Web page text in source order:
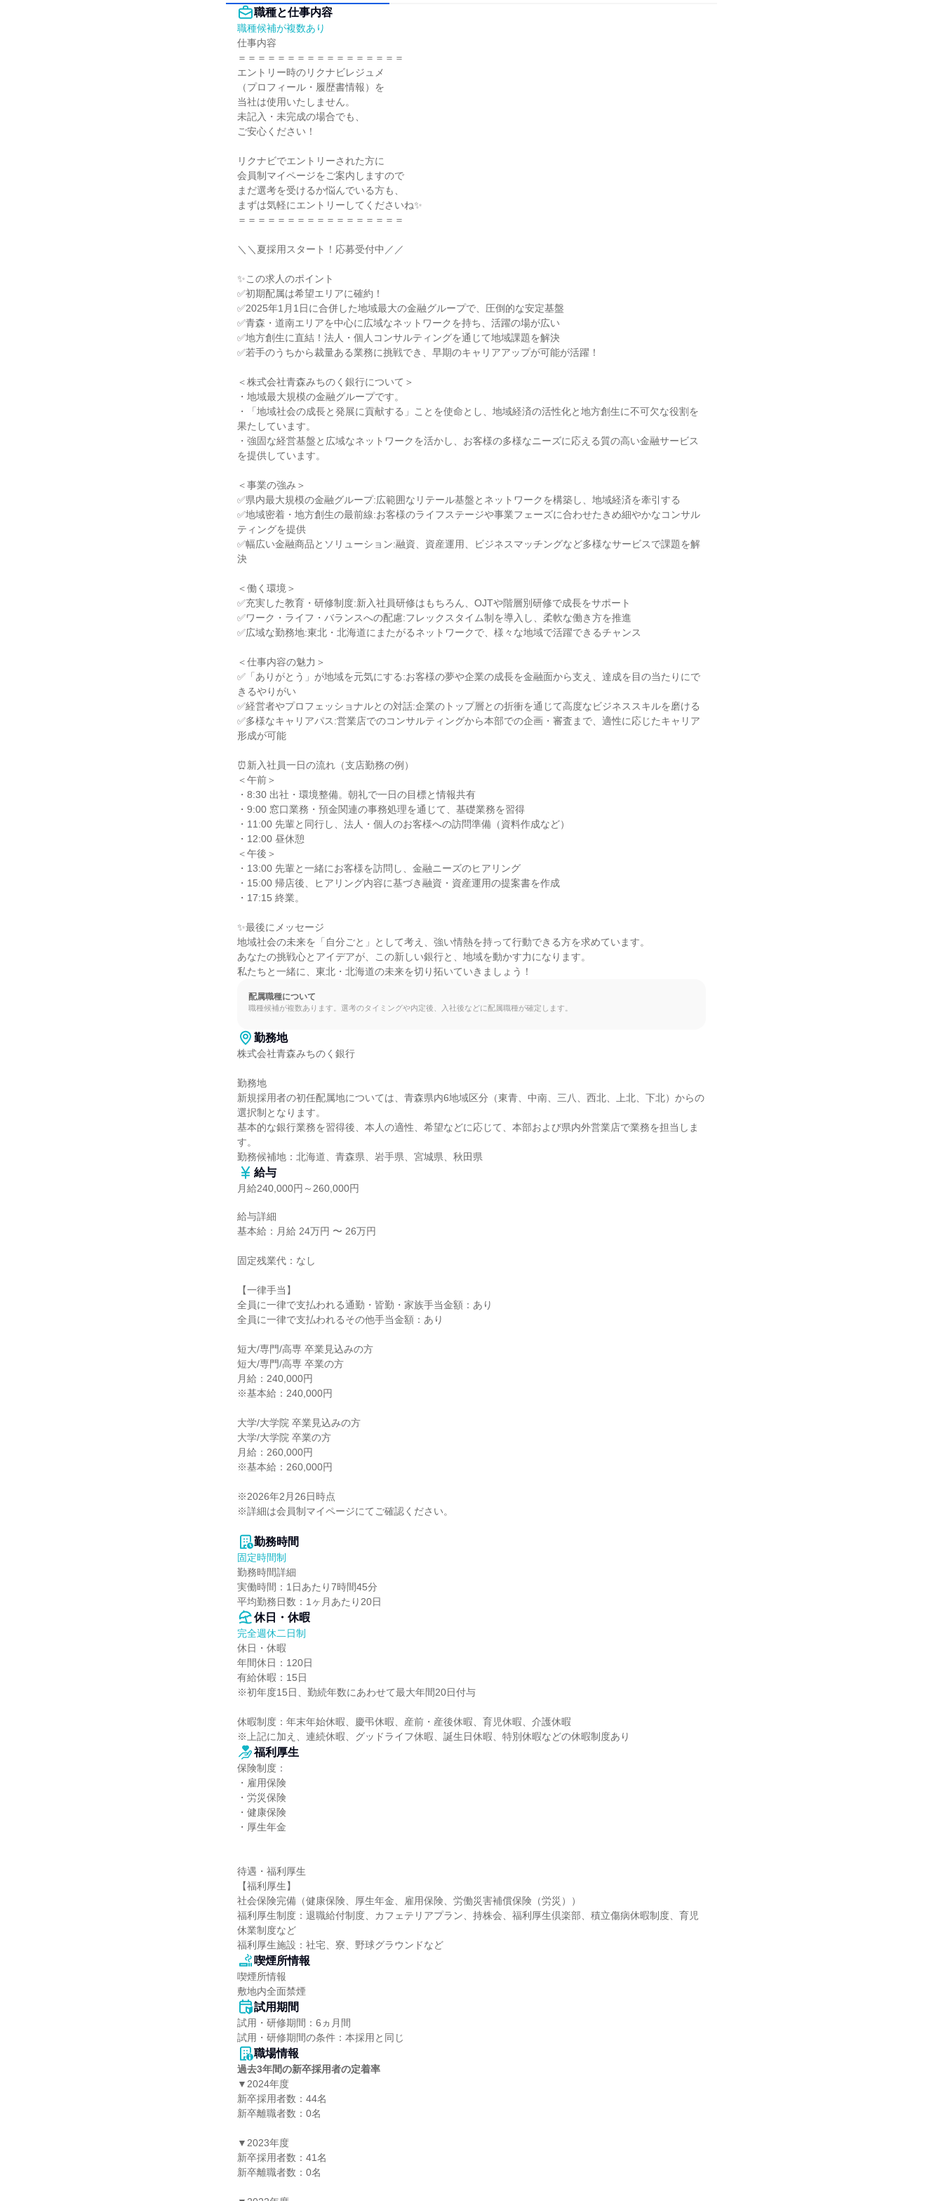
職種と仕事内容
職種候補が複数あり
仕事内容
＝＝＝＝＝＝＝＝＝＝＝＝＝＝＝＝＝
エントリー時のリクナビレジュメ
（プロフィール・履歴書情報）を
当社は使用いたしません。
未記入・未完成の場合でも、
ご安心ください！
リクナビでエントリーされた方に
会員制マイページをご案内しますので
まだ選考を受けるか悩んでいる方も、
まずは気軽にエントリーしてくださいね✨
＝＝＝＝＝＝＝＝＝＝＝＝＝＝＝＝＝
＼＼夏採用スタート！応募受付中／／
✨この求人のポイント
✅初期配属は希望エリアに確約！
✅2025年1月1日に合併した地域最大の金融グループで、圧倒的な安定基盤
✅青森・道南エリアを中心に広域なネットワークを持ち、活躍の場が広い
✅地方創生に直結！法人・個人コンサルティングを通じて地域課題を解決
✅若手のうちから裁量ある業務に挑戦でき、早期のキャリアアップが可能が活躍！
＜株式会社青森みちのく銀行について＞
・地域最大規模の金融グループです。
・「地域社会の成長と発展に貢献する」ことを使命とし、地域経済の活性化と地方創生に不可欠な役割を
果たしています。
・強固な経営基盤と広域なネットワークを活かし、お客様の多様なニーズに応える質の高い金融サービス
を提供しています。
＜事業の強み＞
✅県内最大規模の金融グループ:広範囲なリテール基盤とネットワークを構築し、地域経済を牽引する
✅地域密着・地方創生の最前線:お客様のライフステージや事業フェーズに合わせたきめ細やかなコンサル
ティングを提供
✅幅広い金融商品とソリューション:融資、資産運用、ビジネスマッチングなど多様なサービスで課題を解
決
＜働く環境＞
✅充実した教育・研修制度:新入社員研修はもちろん、OJTや階層別研修で成長をサポート
✅ワーク・ライフ・バランスへの配慮:フレックスタイム制を導入し、柔軟な働き方を推進
✅広域な勤務地:東北・北海道にまたがるネットワークで、様々な地域で活躍できるチャンス
＜仕事内容の魅力＞
✅「ありがとう」が地域を元気にする:お客様の夢や企業の成長を金融面から支え、達成を目の当たりにで
きるやりがい
✅経営者やプロフェッショナルとの対話:企業のトップ層との折衝を通じて高度なビジネススキルを磨ける
✅多様なキャリアパス:営業店でのコンサルティングから本部での企画・審査まで、適性に応じたキャリア
形成が可能
⏰新入社員一日の流れ（支店勤務の例）
＜午前＞
・8:30 出社・環境整備。朝礼で一日の目標と情報共有
・9:00 窓口業務・預金関連の事務処理を通じて、基礎業務を習得
・11:00 先輩と同行し、法人・個人のお客様への訪問準備（資料作成など）
・12:00 昼休憩
＜午後＞
・13:00 先輩と一緒にお客様を訪問し、金融ニーズのヒアリング
・15:00 帰店後、ヒアリング内容に基づき融資・資産運用の提案書を作成
・17:15 終業。
✨最後にメッセージ
地域社会の未来を「自分ごと」として考え、強い情熱を持って行動できる方を求めています。
あなたの挑戦心とアイデアが、この新しい銀行と、地域を動かす力になります。
私たちと一緒に、東北・北海道の未来を切り拓いていきましょう！
配属職種について
職種候補が複数あります。選考のタイミングや内定後、入社後などに配属職種が確定します。
勤務地
株式会社青森みちのく銀行
勤務地
新規採用者の初任配属地については、青森県内6地域区分（東青、中南、三八、西北、上北、下北）からの
選択制となります。
基本的な銀行業務を習得後、本人の適性、希望などに応じて、本部および県内外営業店で業務を担当しま
す。
勤務候補地：北海道、青森県、岩手県、宮城県、秋田県
給与
月給240,000円～260,000円
給与詳細
基本給：月給 24万円 〜 26万円
固定残業代：なし
【一律手当】
全員に一律で支払われる通勤・皆勤・家族手当金額：あり
全員に一律で支払われるその他手当金額：あり
短大/専門/高専 卒業見込みの方
短大/専門/高専 卒業の方
月給：240,000円
※基本給：240,000円
大学/大学院 卒業見込みの方
大学/大学院 卒業の方
月給：260,000円
※基本給：260,000円
※2026年2月26日時点
※詳細は会員制マイページにてご確認ください。
勤務時間
固定時間制
勤務時間詳細
実働時間：1日あたり7時間45分
平均勤務日数：1ヶ月あたり20日
休日・休暇
完全週休二日制
休日・休暇
年間休日：120日
有給休暇：15日
※初年度15日、勤続年数にあわせて最大年間20日付与
休暇制度：年末年始休暇、慶弔休暇、産前・産後休暇、育児休暇、介護休暇
※上記に加え、連続休暇、グッドライフ休暇、誕生日休暇、特別休暇などの休暇制度あり
福利厚生
保険制度：
・雇用保険
・労災保険
・健康保険
・厚生年金
待遇・福利厚生
【福利厚生】
社会保険完備（健康保険、厚生年金、雇用保険、労働災害補償保険（労災））
福利厚生制度：退職給付制度、カフェテリアプラン、持株会、福利厚生倶楽部、積立傷病休暇制度、育児
休業制度など
福利厚生施設：社宅、寮、野球グラウンドなど
喫煙所情報
喫煙所情報
敷地内全面禁煙
試用期間
試用・研修期間：6ヵ月間
職場情報
過去3年間の新卒採用者の定着率
▼2024年度
新卒採用者数：44名
新卒離職者数：0名
▼2023年度
新卒採用者数：41名
新卒離職者数：0名